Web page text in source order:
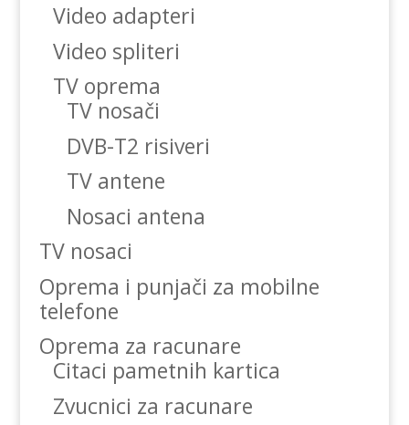
Video adapteri
Video spliteri
TV oprema
TV nosači
DVB-T2 risiveri
TV antene
Nosaci antena
TV nosaci
Oprema i punjači za mobilne
telefone
Oprema za racunare
Citaci pametnih kartica
Zvucnici za racunare